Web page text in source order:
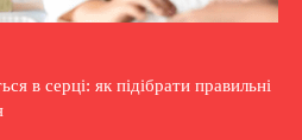
в серці: як підібрати правильні